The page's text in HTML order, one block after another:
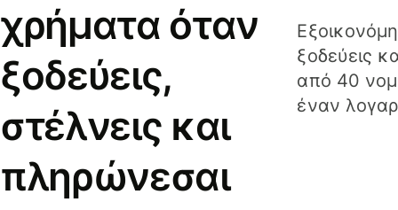
χρήματα όταν
ξοδεύεις,
στέλνεις και
πληρώνεσαι
ξοδεύεις
από 40
έναν